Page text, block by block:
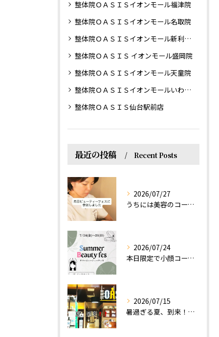
整体院ＯＡＳＩＳイオンモール福津院
整体院ＯＡＳＩＳイオンモール名取院
整体院ＯＡＳＩＳイオンモール新利府南館院
整体院ＯＡＳＩＳ イオンモール盛岡院
整体院ＯＡＳＩＳイオンモール天童院
整体院ＯＡＳＩＳイオンモールいわき小名浜院
整体院ＯＡＳＩＳ仙台駅前店
最近の投稿 Recent Posts
2026/07/27
うちには美容のコースもあるって伝えなきゃ！えっほっえxty
2026/07/24
本日限定で小顔コース体験(ワンコイン)実施します！
2026/07/15
暑過ぎる夏、到来！だるさを感じる方は、結構不足！？